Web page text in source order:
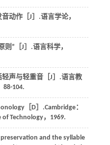
动作［J］.语言学论，
”［J］.语言科学，
声与轻重音［J］.语言教
88-104.
［D］.Cambridge：
Technology，1969.
preservation and the syllable